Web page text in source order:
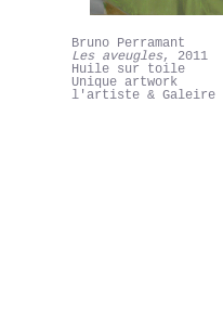
Bruno Perramant
Les aveugles, 2011
Huile sur toile
Unique artwork
l'artiste & Galeire